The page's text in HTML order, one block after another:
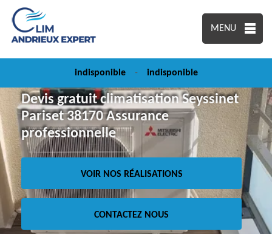
MENU
indisponible - indisponible
Devis gratuit climatisation Seyssinet
Pariset 38170 Assurance
professionnelle
VOIR NOS RÉALISATIONS
CONTACTEZ NOUS